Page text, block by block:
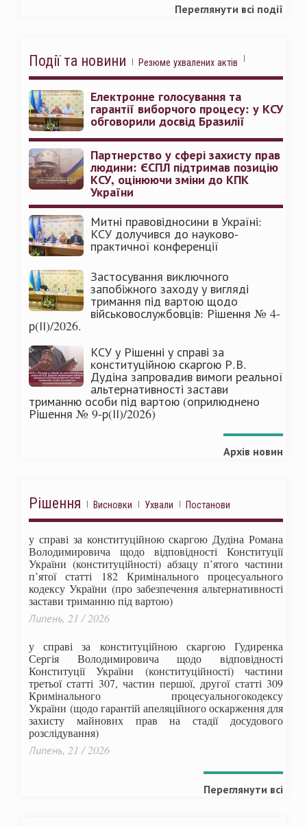
Переглянути всі події
Події та новини Резюме ухвалених актів
Електронне голосування та
гарантії виборчого процесу: у КСУ
обговорили досвід Бразилії
Партнерство у сфері захисту прав
людини: ЄСПЛ підтримав позицію
КСУ, оцінюючи зміни до КПК
України
Митні правовідносини в Україні:
КСУ долучився до науково-
практичної конференції
Застосування виключного
запобіжного заходу у вигляді
тримання під вартою щодо
військовослужбовців: Рішення № 4-
р(ІІ)/2026.
КСУ у Рішенні у справі за
конституційною скаргою Р.В.
Дудіна запровадив вимоги реальної
альтернативності застави
триманню особи під вартою (оприлюднено
Рішення № 9-р(ІІ)/2026)
Архів новин
Рішення Висновки Ухвали Постанови
у справі за конституційною скаргою Дудіна Романа
Володимировича щодо відповідності Конституції
України (конституційності) абзацу п’ятого частини
п’ятої статті 182 Кримінального процесуального
кодексу України (про забезпечення альтернативності
застави триманню під вартою)
Липень, 21 / 2026
у справі за конституційною скаргою Гудиренка
Сергія Володимировича щодо відповідності
Конституції України (конституційності) частини
третьої статті 307, частин першої, другої статті 309
Кримінального процесуальногокодексу
України (щодо гарантій апеляційного оскарження для
захисту майнових прав на стадії досудового
розслідування)
Липень, 21 / 2026
Переглянути всі